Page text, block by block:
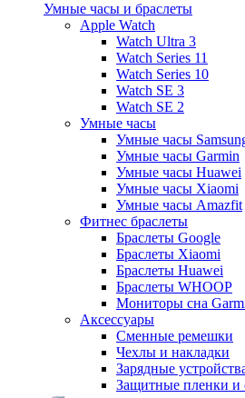
Умные часы и браслеты
Apple Watch
Watch Ultra 3
Watch Series 11
Watch Series 10
Watch SE 3
Watch SE 2
Умные часы
Умные часы
Умные часы Garmin
Умные часы Huawei
Умные часы Xiaomi
Умные часы Amazfit
Фитнес браслеты
Браслеты Google
Браслеты Xiaomi
Браслеты Huawei
Браслеты WHOOP
Мониторы сна
Аксессуары
Сменные ремешки
Чехлы и накладки
Зарядные
Защитные пленки и